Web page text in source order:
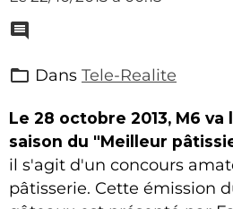
Dans Tele-Realite
Le 28 octobre 2013, M6
saison du "Meilleur
il s'agit d'un concours
pâtisserie. Cette émission